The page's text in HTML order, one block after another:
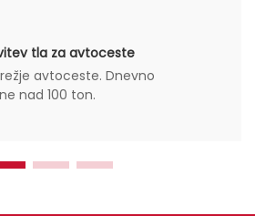
tla za avtoceste
avtoceste. Dnevno
nad 100 ton.